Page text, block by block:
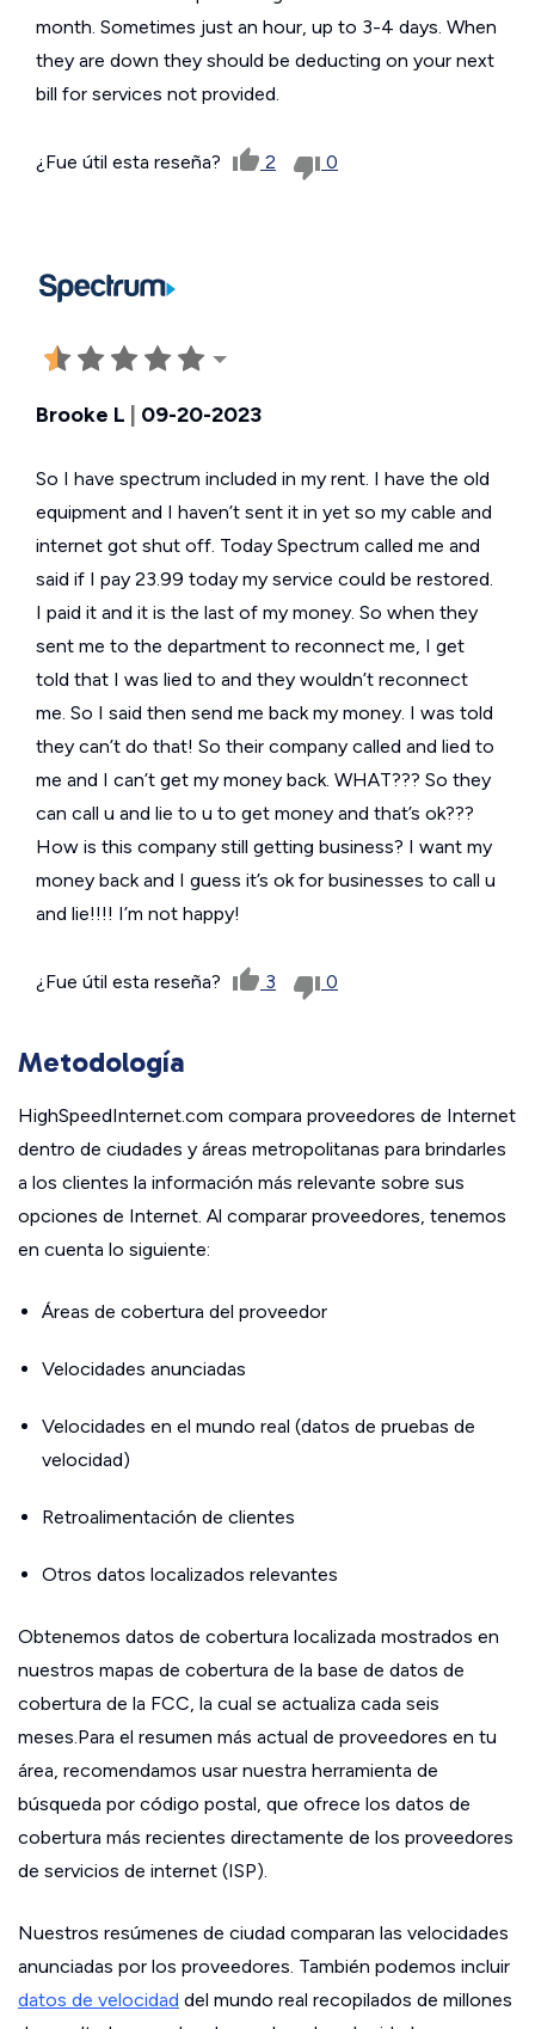
month. Sometimes just an hour, up to 3-4 days. When
they are down they should be deducting on your next
bill for services not provided.
¿Fue útil esta reseña? 2 0
Brooke L 09-20-2023
So I have spectrum included in my rent. I have the old
equipment and I haven’t sent it in yet so my cable and
internet got shut off. Today Spectrum called me and
said if I pay 23.99 today my service could be restored.
I paid it and it is the last of my money. So when they
sent me to the department to reconnect me, I get
told that I was lied to and they wouldn’t reconnect
me. So I said then send me back my money. I was told
they can’t do that! So their company called and lied to
me and I can’t get my money back. WHAT??? So they
can call u and lie to u to get money and that’s ok???
How is this company still getting business? I want my
money back and I guess it’s ok for businesses to call u
and lie!!!! I’m not happy!
¿Fue útil esta reseña? 3 0
Metodología
HighSpeedInternet.com compara proveedores de Internet
dentro de ciudades y áreas metropolitanas para brindarles
a los clientes la información más relevante sobre sus
opciones de Internet. Al comparar proveedores, tenemos
en cuenta lo siguiente:
Áreas de cobertura del proveedor
Velocidades anunciadas
Velocidades en el mundo real (datos de pruebas de
velocidad)
Retroalimentación de clientes
Otros datos localizados relevantes
Obtenemos datos de cobertura localizada mostrados en
nuestros mapas de cobertura de la base de datos de
cobertura de la FCC, la cual se actualiza cada seis
meses.Para el resumen más actual de proveedores en tu
área, recomendamos usar nuestra herramienta de
búsqueda por código postal, que ofrece los datos de
cobertura más recientes directamente de los proveedores
de servicios de internet (ISP).
Nuestros resúmenes de ciudad comparan las velocidades
anunciadas por los proveedores. También podemos incluir
datos de velocidad del mundo real recopilados de millones